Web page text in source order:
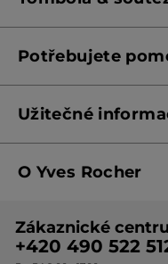
Pravidla věrnostního
Podmínky aktuálních
Potřebujete
Užitečné
Zásady ochrany
Ceník produktů
O Yves Rocher
Botanická expertiza
Zákaznické
+420 490 522